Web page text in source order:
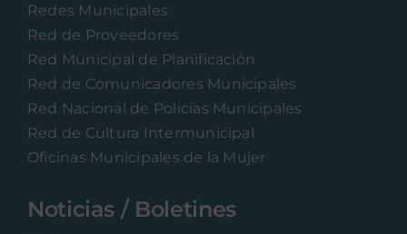
Redes Municipales
Red de Proveedores
Red Municipal de Planificación
Red de Comunicadores Municipales
Red Nacional de Policías Municipales
Red de Cultura Intermunicipal
Oficinas Municipales de la Mujer
Noticias / Boletines